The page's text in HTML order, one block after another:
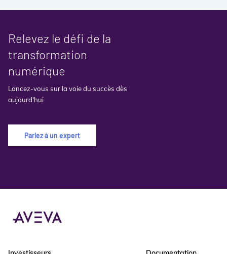
Relevez le défi de la
transformation
numérique
Lancez-vous sur la voie du succès dès
aujourd'hui
Parlez à un expert